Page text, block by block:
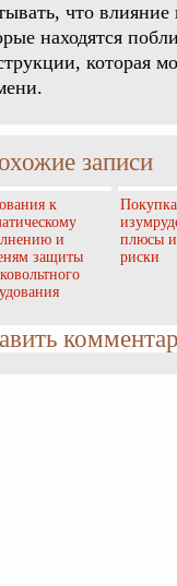
что влияние
находятся
которая
записи
к
и
защиты
плюсы
риски